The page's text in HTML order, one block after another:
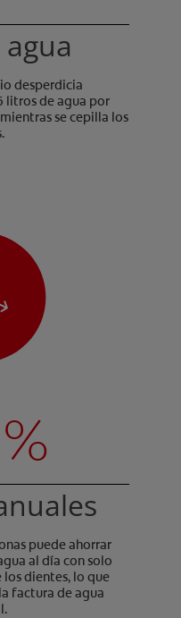
desperdicia
litros de agua por
se cepilla los
puede ahorrar
al día con solo
los dientes, lo que
factura de agua